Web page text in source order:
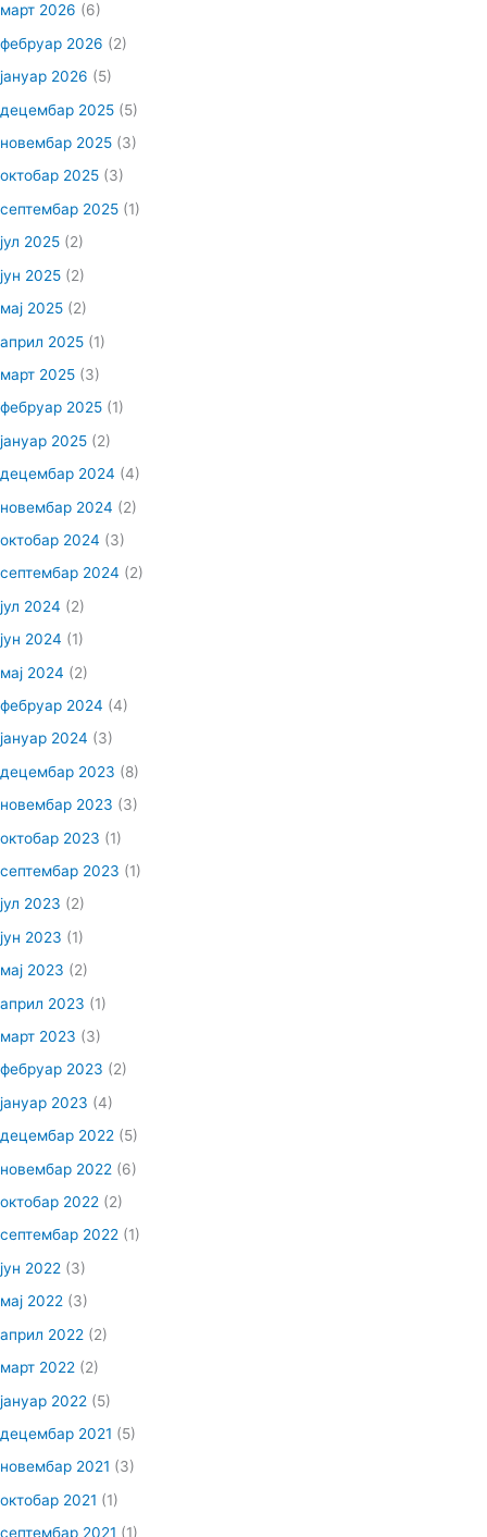
март 2026 (6)
фебруар 2026 (2)
јануар 2026 (5)
децембар 2025 (5)
новембар 2025 (3)
октобар 2025 (3)
септембар 2025 (1)
јул 2025 (2)
јун 2025 (2)
мај 2025 (2)
април 2025 (1)
март 2025 (3)
фебруар 2025 (1)
јануар 2025 (2)
децембар 2024 (4)
новембар 2024 (2)
октобар 2024 (3)
септембар 2024 (2)
јул 2024 (2)
јун 2024 (1)
мај 2024 (2)
фебруар 2024 (4)
јануар 2024 (3)
децембар 2023 (8)
новембар 2023 (3)
октобар 2023 (1)
септембар 2023 (1)
јул 2023 (2)
јун 2023 (1)
мај 2023 (2)
април 2023 (1)
март 2023 (3)
фебруар 2023 (2)
јануар 2023 (4)
децембар 2022 (5)
новембар 2022 (6)
октобар 2022 (2)
септембар 2022 (1)
јун 2022 (3)
мај 2022 (3)
април 2022 (2)
март 2022 (2)
јануар 2022 (5)
децембар 2021 (5)
новембар 2021 (3)
октобар 2021 (1)
септембар 2021 (1)